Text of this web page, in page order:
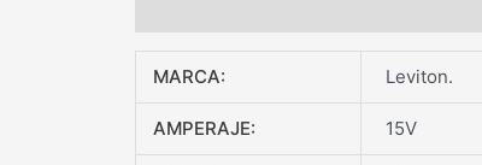
MARCA: Leviton.
AMPERAJE: 15V